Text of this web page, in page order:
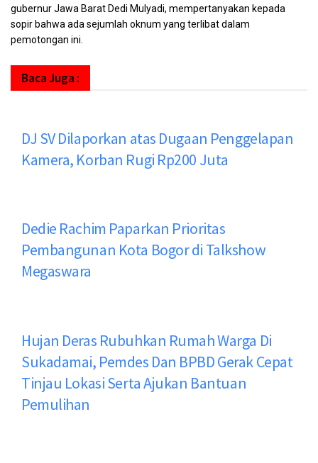
gubernur Jawa Barat Dedi Mulyadi, mempertanyakan kepada
sopir bahwa ada sejumlah oknum yang terlibat dalam
pemotongan ini.
Baca Juga :
DJ SV Dilaporkan atas Dugaan Penggelapan
Kamera, Korban Rugi Rp200 Juta
Dedie Rachim Paparkan Prioritas
Pembangunan Kota Bogor di Talkshow
Megaswara
Hujan Deras Rubuhkan Rumah Warga Di
Sukadamai, Pemdes Dan BPBD Gerak Cepat
Tinjau Lokasi Serta Ajukan Bantuan
Pemulihan